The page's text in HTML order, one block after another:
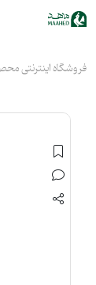
فروشگاه اینترنتی